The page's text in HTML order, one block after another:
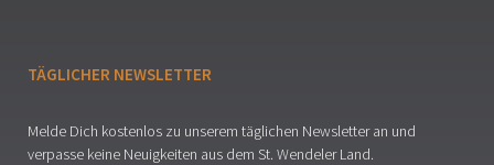
TÄGLICHER NEWSLETTER
Melde Dich kostenlos zu unserem täglichen Newsletter an und
verpasse keine Neuigkeiten aus dem St. Wendeler Land.